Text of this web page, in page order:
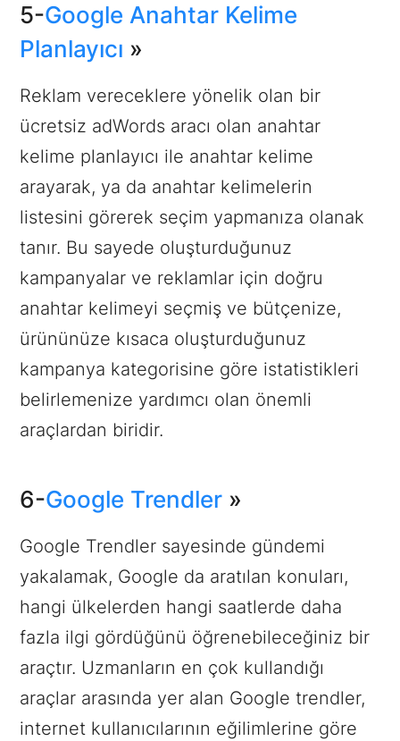
5-Google Anahtar Kelime
Planlayıcı »
Reklam vereceklere yönelik olan bir
ücretsiz adWords aracı olan anahtar
kelime planlayıcı ile anahtar kelime
arayarak, ya da anahtar kelimelerin
listesini görerek seçim yapmanıza olanak
tanır. Bu sayede oluşturduğunuz
kampanyalar ve reklamlar için doğru
anahtar kelimeyi seçmiş ve bütçenize,
ürününüze kısaca oluşturduğunuz
kampanya kategorisine göre istatistikleri
belirlemenize yardımcı olan önemli
araçlardan biridir.
6-Google Trendler »
Google Trendler sayesinde gündemi
yakalamak, Google da aratılan konuları,
hangi ülkelerden hangi saatlerde daha
fazla ilgi gördüğünü öğrenebileceğiniz bir
araçtır. Uzmanların en çok kullandığı
araçlar arasında yer alan Google trendler,
internet kullanıcılarının eğilimlerine göre